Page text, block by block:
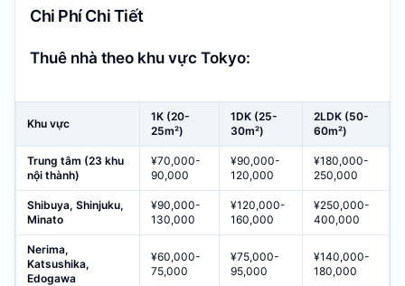
Chi Phí Chi Tiết
Thuê nhà theo khu vực Tokyo:
Khu vực
1K (20-
25m²)
1DK (25-
30m²)
2LDK (50-
60m²)
Trung tâm (23 khu
nội thành)
¥70,000-
90,000
¥90,000-
120,000
¥180,000-
250,000
Shibuya, Shinjuku,
Minato
¥90,000-
130,000
¥120,000-
160,000
¥250,000-
400,000
Nerima,
Katsushika,
Edogawa
¥60,000-
75,000
¥75,000-
95,000
¥140,000-
180,000